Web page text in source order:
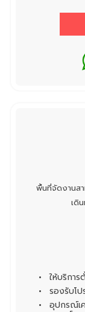
พื้นที่จัดงานส
เดิ
ให้บริกา
รองรับโ
อุปกรณ์เ